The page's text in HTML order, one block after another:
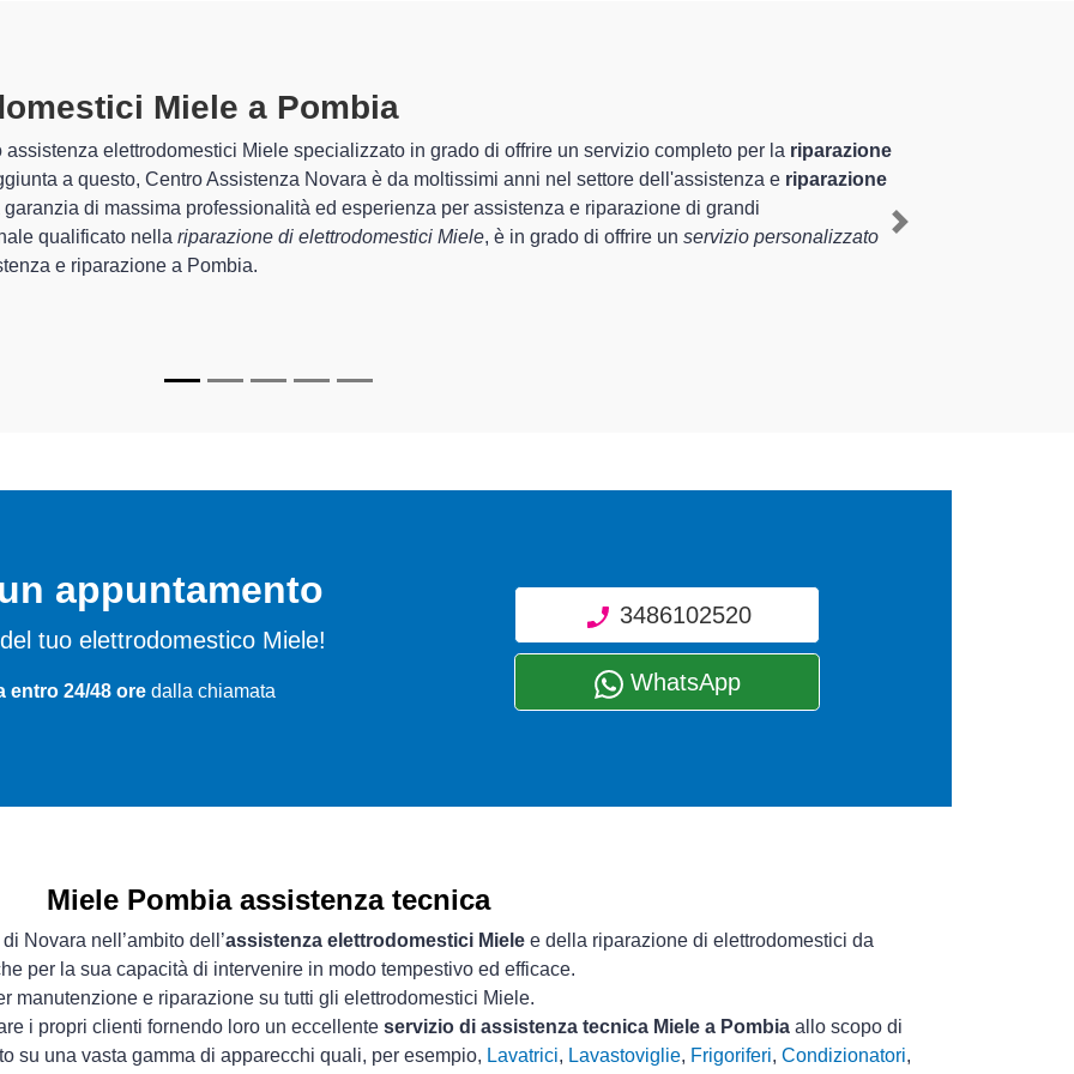
Miele A Pombiaspecializzati altamente preparati
Novara sono in grado di garantire al cliente esperienza pluriennale nel territorio di Pombia e
e lariparazione del tuo elettrodomestico Miele a Pombia, mediante il ripristino rapido del
di Centro Assistenza Novara sono in grado di fornire interventi di diverse tipologie sugli elettrodomestici da
funzionanti e durare a lungo nel tempo.
Next
appuntamento
tuo elettrodomestico Miele!
entro 24/48 ore dalla chiamata
3486102520
WhatsApp
Miele Pombia assistenza tecnica
Novara nell’ambito dell’assistenza elettrodomestici Miele e della riparazione di elettrodomestici da
per la sua capacità di intervenire in modo tempestivo ed efficace.
manutenzione e riparazione su tutti gli elettrodomestici Miele.
i propri clienti fornendo loro un eccellente servizio di assistenza tecnica Miele a Pombia allo scopo di
su una vasta gamma di apparecchi quali, per esempio, Lavatrici, Lavastoviglie, Frigoriferi, Condizionatori,